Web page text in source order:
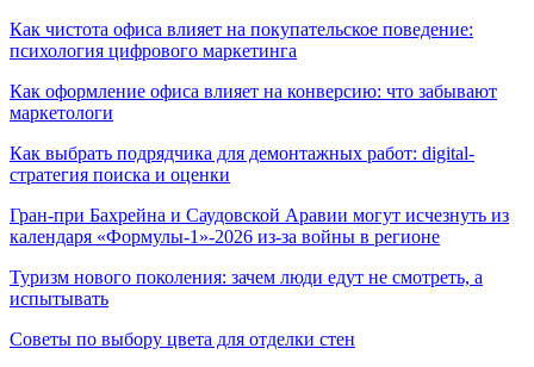
Как чистота офиса влияет на покупательское поведение:
психология цифрового маркетинга
Как оформление офиса влияет на конверсию: что забывают
маркетологи
Как выбрать подрядчика для демонтажных работ: digital-
стратегия поиска и оценки
Гран-при Бахрейна и Саудовской Аравии могут исчезнуть из
календаря «Формулы-1»-2026 из-за войны в регионе
Туризм нового поколения: зачем люди едут не смотреть, а
испытывать
Советы по выбору цвета для отделки стен